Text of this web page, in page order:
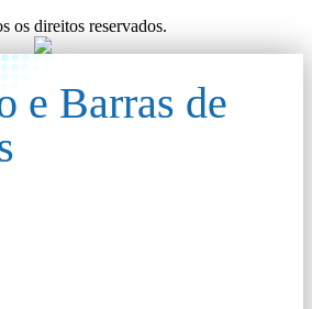
os direitos reservados.
e Barras de